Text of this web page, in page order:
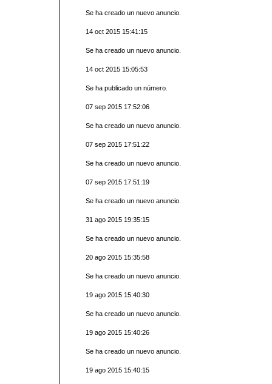
Se ha creado un nuevo anuncio.
14 oct 2015 15:41:15
Se ha creado un nuevo anuncio.
14 oct 2015 15:05:53
Se ha publicado un número.
07 sep 2015 17:52:06
Se ha creado un nuevo anuncio.
07 sep 2015 17:51:22
Se ha creado un nuevo anuncio.
07 sep 2015 17:51:19
Se ha creado un nuevo anuncio.
31 ago 2015 19:35:15
Se ha creado un nuevo anuncio.
20 ago 2015 15:35:58
Se ha creado un nuevo anuncio.
19 ago 2015 15:40:30
Se ha creado un nuevo anuncio.
19 ago 2015 15:40:26
Se ha creado un nuevo anuncio.
19 ago 2015 15:40:15